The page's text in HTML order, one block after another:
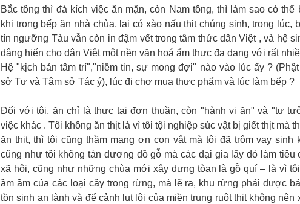
Bắc tông thì đả kích việc ăn mặn, còn Nam tông, thì làm sao có thể
khi trong bếp ăn nhà chùa, lại có xào nấu thịt chúng sinh, trong lúc,
tín ngưỡng Tàu vẫn còn in đậm vết trong tâm thức dân Việt , và hệ
dâng hiến cho dân Việt một nền văn hoá ẩm thực đa dạng với rất
Hệ "kịch bản tâm trí","niềm tin, sự mong đợi" nào vào lúc ấy ?
sở Tư và Tâm sở Tác ý), lúc đi chợ mua thực phẩm và lúc làm bếp ?
Đối với tôi, ăn chỉ là thực tại đơn thuần, còn "hành vi ăn" và "tư
việc khác . Tôi không ăn thịt là vì tôi tội nghiệp súc vật bị giết thịt mà
ăn thịt, thì tôi cũng thầm mang ơn con vật mà tôi đã trộm vay sinh
cũng như tôi không tán dương đồ gỗ mà các đại gia lấy đó làm tiêu
xã hội, cũng như những chùa mới xây dựng tòan là gỗ quí – là vì
ầm ầm của các loại cây trong rừng, mà lẽ ra, khu rừng phải được
tồn sinh an lành và để cảnh lụt lội của miền trung ruột thịt không nên